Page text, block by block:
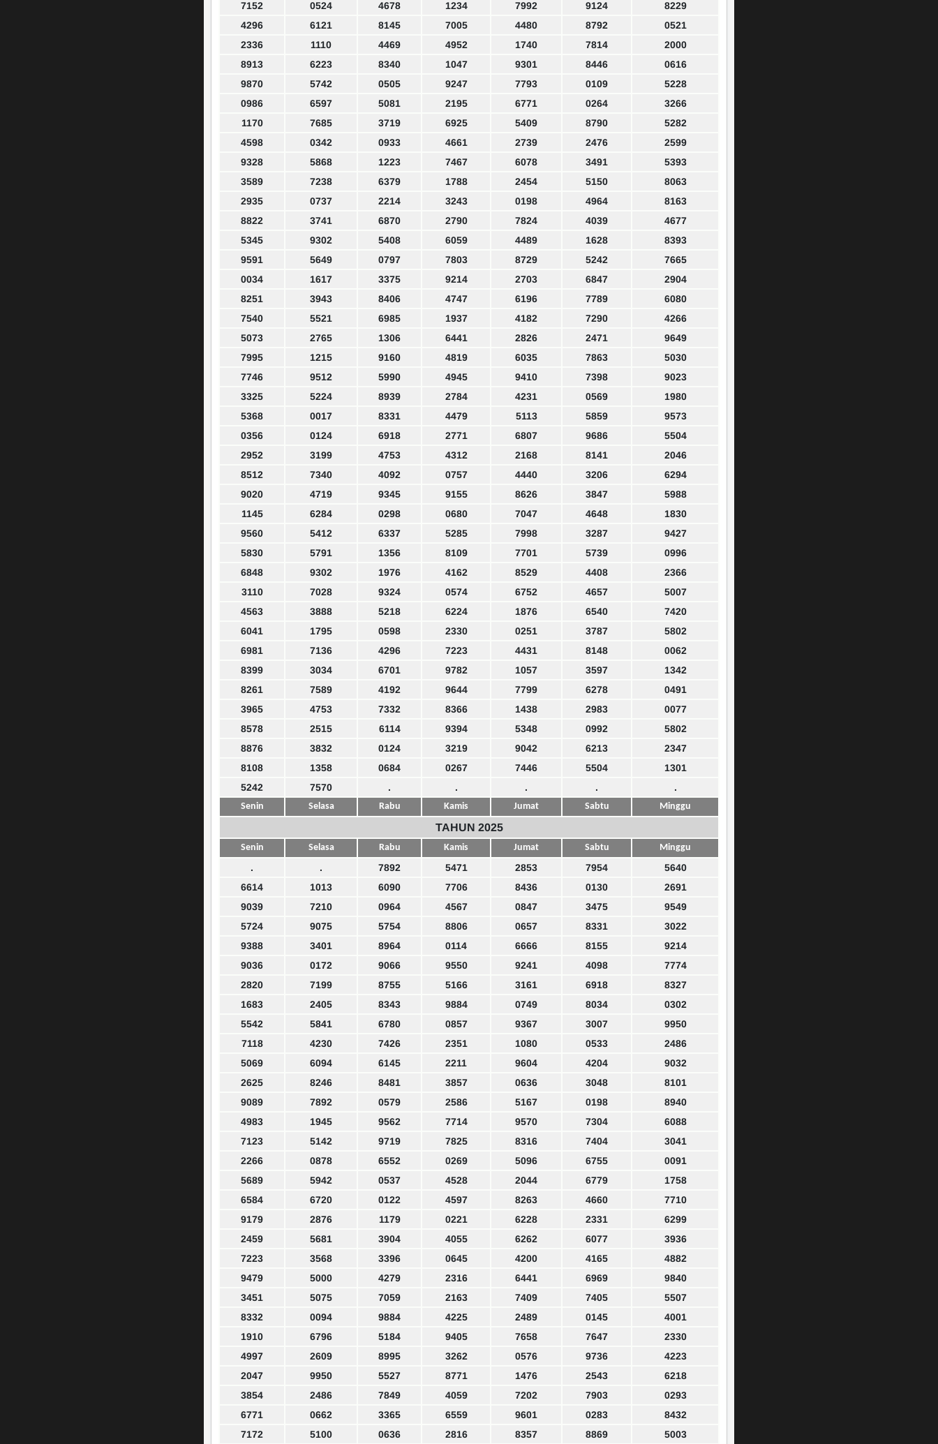
7152
0524 4678 1234 7992 9124
8229
4296
6121 8145 7005 4480 8792
0521
2336
1110 4469 4952 1740 7814
2000
8913
6223 8340 1047 9301 8446
0616
9870
5742 0505 9247 7793 0109
5228
0986
6597 5081 2195 6771 0264
3266
1170
7685 3719 6925 5409 8790
5282
4598
0342 0933 4661 2739 2476
2599
9328
5868 1223 7467 6078 3491
5393
3589
7238 6379 1788 2454 5150
8063
2935
0737 2214 3243 0198 4964
8163
8822
3741 6870 2790 7824 4039
4677
5345
9302 5408 6059 4489 1628
8393
9591
5649 0797 7803 8729 5242
7665
0034
1617 3375 9214 2703 6847
2904
8251
3943 8406 4747 6196 7789
6080
7540
5521 6985 1937 4182 7290
4266
5073
2765 1306 6441 2826 2471
9649
7995
1215 9160 4819 6035 7863
5030
7746
9512 5990 4945 9410 7398
9023
3325
5224 8939 2784 4231 0569
1980
5368
0017 8331 4479 5113 5859
9573
0356
0124 6918 2771 6807 9686
5504
2952
3199 4753 4312 2168 8141
2046
8512
7340 4092 0757 4440 3206
6294
9020
4719 9345 9155 8626 3847
5988
1145
6284 0298 0680 7047 4648
1830
9560
5412 6337 5285 7998 3287
9427
5830
5791 1356 8109 7701 5739
0996
6848
9302 1976 4162 8529 4408
2366
3110
7028 9324 0574 6752 4657
5007
4563
3888 5218 6224 1876 6540
7420
6041
1795 0598 2330 0251 3787
5802
6981
7136 4296 7223 4431 8148
0062
8399
3034 6701 9782 1057 3597
1342
8261
7589 4192 9644 7799 6278
0491
3965
4753 7332 8366 1438 2983
0077
8578
2515 6114 9394 5348 0992
5802
8876
3832 0124 3219 9042 6213
2347
8108
1358 0684 0267 7446 5504
1301
5242
7570 . . . . .
Senin Selasa Rabu Kamis Jumat Sabtu Minggu
TAHUN 2025
Senin Selasa Rabu Kamis Jumat Sabtu Minggu
. . 7892 5471 2853 7954
5640
6614
1013 6090 7706 8436 0130
2691
9039
7210 0964 4567 0847 3475
9549
5724
9075 5754 8806 0657 8331
3022
9388
3401 8964 0114 6666 8155
9214
9036
0172 9066 9550 9241 4098
7774
2820
7199 8755 5166 3161 6918
8327
1683
2405 8343 9884 0749 8034
0302
5542
5841 6780 0857 9367 3007
9950
7118
4230 7426 2351 1080 0533
2486
5069
6094 6145 2211 9604 4204
9032
2625
8246 8481 3857 0636 3048
8101
9089
7892 0579 2586 5167 0198
8940
4983
1945 9562 7714 9570 7304
6088
7123
5142 9719 7825 8316 7404
3041
2266
0878 6552 0269 5096 6755
0091
5689
5942 0537 4528 2044 6779
1758
6584
6720 0122 4597 8263 4660
7710
9179
2876 1179 0221 6228 2331
6299
2459
5681 3904 4055 6262 6077
3936
7223
3568 3396 0645 4200 4165
4882
9479
5000 4279 2316 6441 6969
9840
3451
5075 7059 2163 7409 7405
5507
8332
0094 9884 4225 2489 0145
4001
1910
6796 5184 9405 7658 7647
2330
4997
2609 8995 3262 0576 9736
4223
2047
9950 5527 8771 1476 2543
6218
3854
2486 7849 4059 7202 7903
0293
6771
0662 3365 6559 9601 0283
8432
7172
5100 0636 2816 8357 8869 5003